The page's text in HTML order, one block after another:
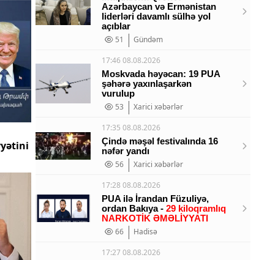
Azərbaycan və Ermənistan
liderləri davamlı sülhə yol
açıblar
51
Gündəm
17:46 08.08.2026
Moskvada həyəcan: 19 PUA
şəhərə yaxınlaşarkən
vurulup
53
Xarici xəbərlər
17:35 08.08.2026
Çində məşəl festivalında 16
nəfər yandı
56
Xarici xəbərlər
17:28 08.08.2026
PUA ilə İrandan Füzuliyə,
ordan Bakıya - 29 kiloqramlıq
NARKOTİK ƏMƏLİYYATI
66
Hadisə
17:27 08.08.2026